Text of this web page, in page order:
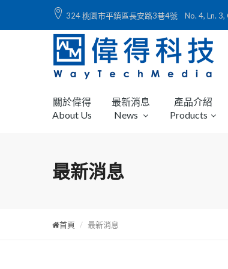
324 桃園市平鎮區長安路3巷4號 No. 4, Ln. 3,
關於偉得
About Us
最新消息
News
產品介紹
Products
最新消息
首頁 最新消息